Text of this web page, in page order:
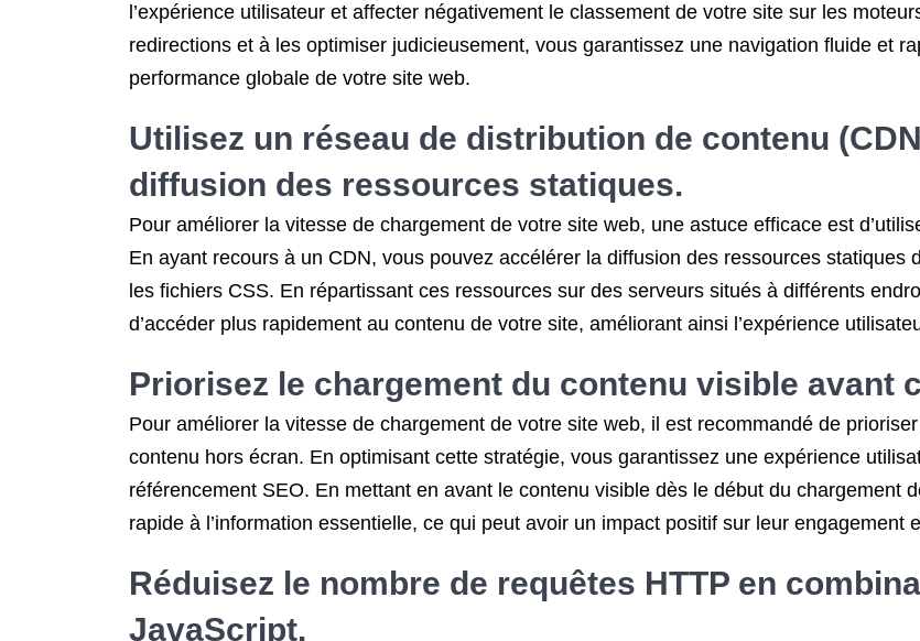
l’expérience utilisateur et affecter négativement le classement de votre site sur les
redirections et à les optimiser judicieusement, vous garantissez une navigation fluide et
performance globale de votre site web.
Utilisez un réseau de distribution de contenu
diffusion des ressources statiques.
Pour améliorer la vitesse de chargement de votre site web, une astuce efficace est
En ayant recours à un CDN, vous pouvez accélérer la diffusion des ressources
les fichiers CSS. En répartissant ces ressources sur des serveurs situés à différents
d’accéder plus rapidement au contenu de votre site, améliorant ainsi l’expérience
Priorisez le chargement du contenu visible avant
Pour améliorer la vitesse de chargement de votre site web, il est recommandé de
contenu hors écran. En optimisant cette stratégie, vous garantissez une expérience
référencement SEO. En mettant en avant le contenu visible dès le début du chargement
rapide à l’information essentielle, ce qui peut avoir un impact positif sur leur engagement
Réduisez le nombre de requêtes HTTP en
JavaScript.